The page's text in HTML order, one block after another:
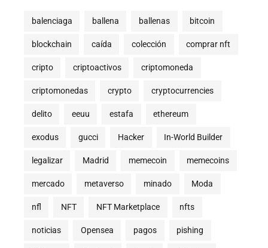
balenciaga ballena ballenas bitcoin
blockchain caída colección comprar nft
cripto criptoactivos criptomoneda
criptomonedas crypto cryptocurrencies
delito eeuu estafa ethereum
exodus gucci Hacker In-World Builder
legalizar Madrid memecoin memecoins
mercado metaverso minado Moda
nfl NFT NFT Marketplace nfts
noticias Opensea pagos pishing